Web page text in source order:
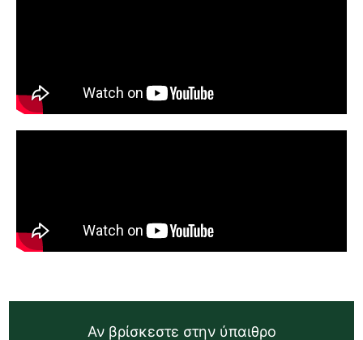
Αν βρίσκεστε στην ύπαιθρο